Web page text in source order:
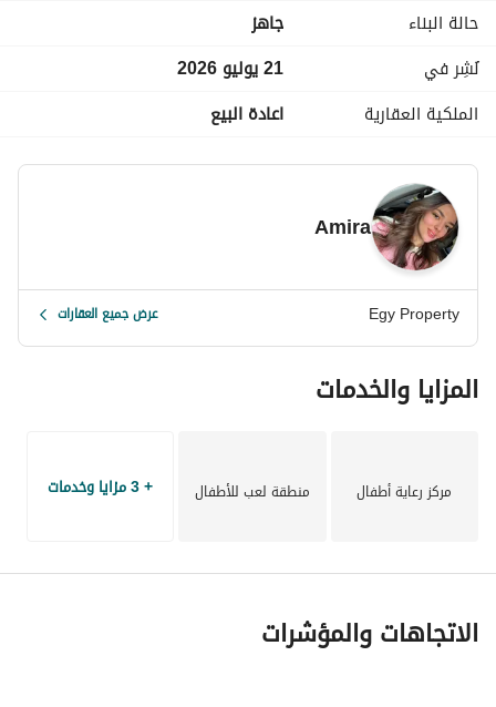
فرصة مميزة للامتلاك
بدون وسطاء
EgyProperty connects you with Egypt's most sought-after
developments including Mivida, Uptown Cairo, Marassi,
Hyde Park, Hacienda Bay, Palm Hills, and more, with
حالة البناء
جاهز
نُشِر في
21 يوليو 2026
الملكية العقارية
اعادة البيع
Amira
Egy Property عرض جميع العقارات
المزايا والخدمات
مركز رعاية أطفال منطقة لعب للأطفال + 3 مزايا وخدمات
الاتجاهات والمؤشرات